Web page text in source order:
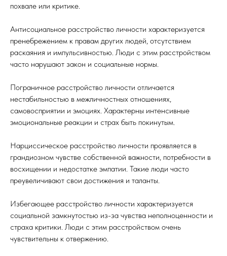
похвале или критике.
Антисоциальное расстройство личности характеризуется
пренебрежением к правам других людей, отсутствием
раскаяния и импульсивностью. Люди с этим расстройством
часто нарушают закон и социальные нормы.
Пограничное расстройство личности отличается
нестабильностью в межличностных отношениях,
самовосприятии и эмоциях. Характерны интенсивные
эмоциональные реакции и страх быть покинутым.
Нарциссическое расстройство личности проявляется в
грандиозном чувстве собственной важности, потребности в
восхищении и недостатке эмпатии. Такие люди часто
преувеличивают свои достижения и таланты.
Избегающее расстройство личности характеризуется
социальной замкнутостью из-за чувства неполноценности и
страха критики. Люди с этим расстройством очень
чувствительны к отвержению.